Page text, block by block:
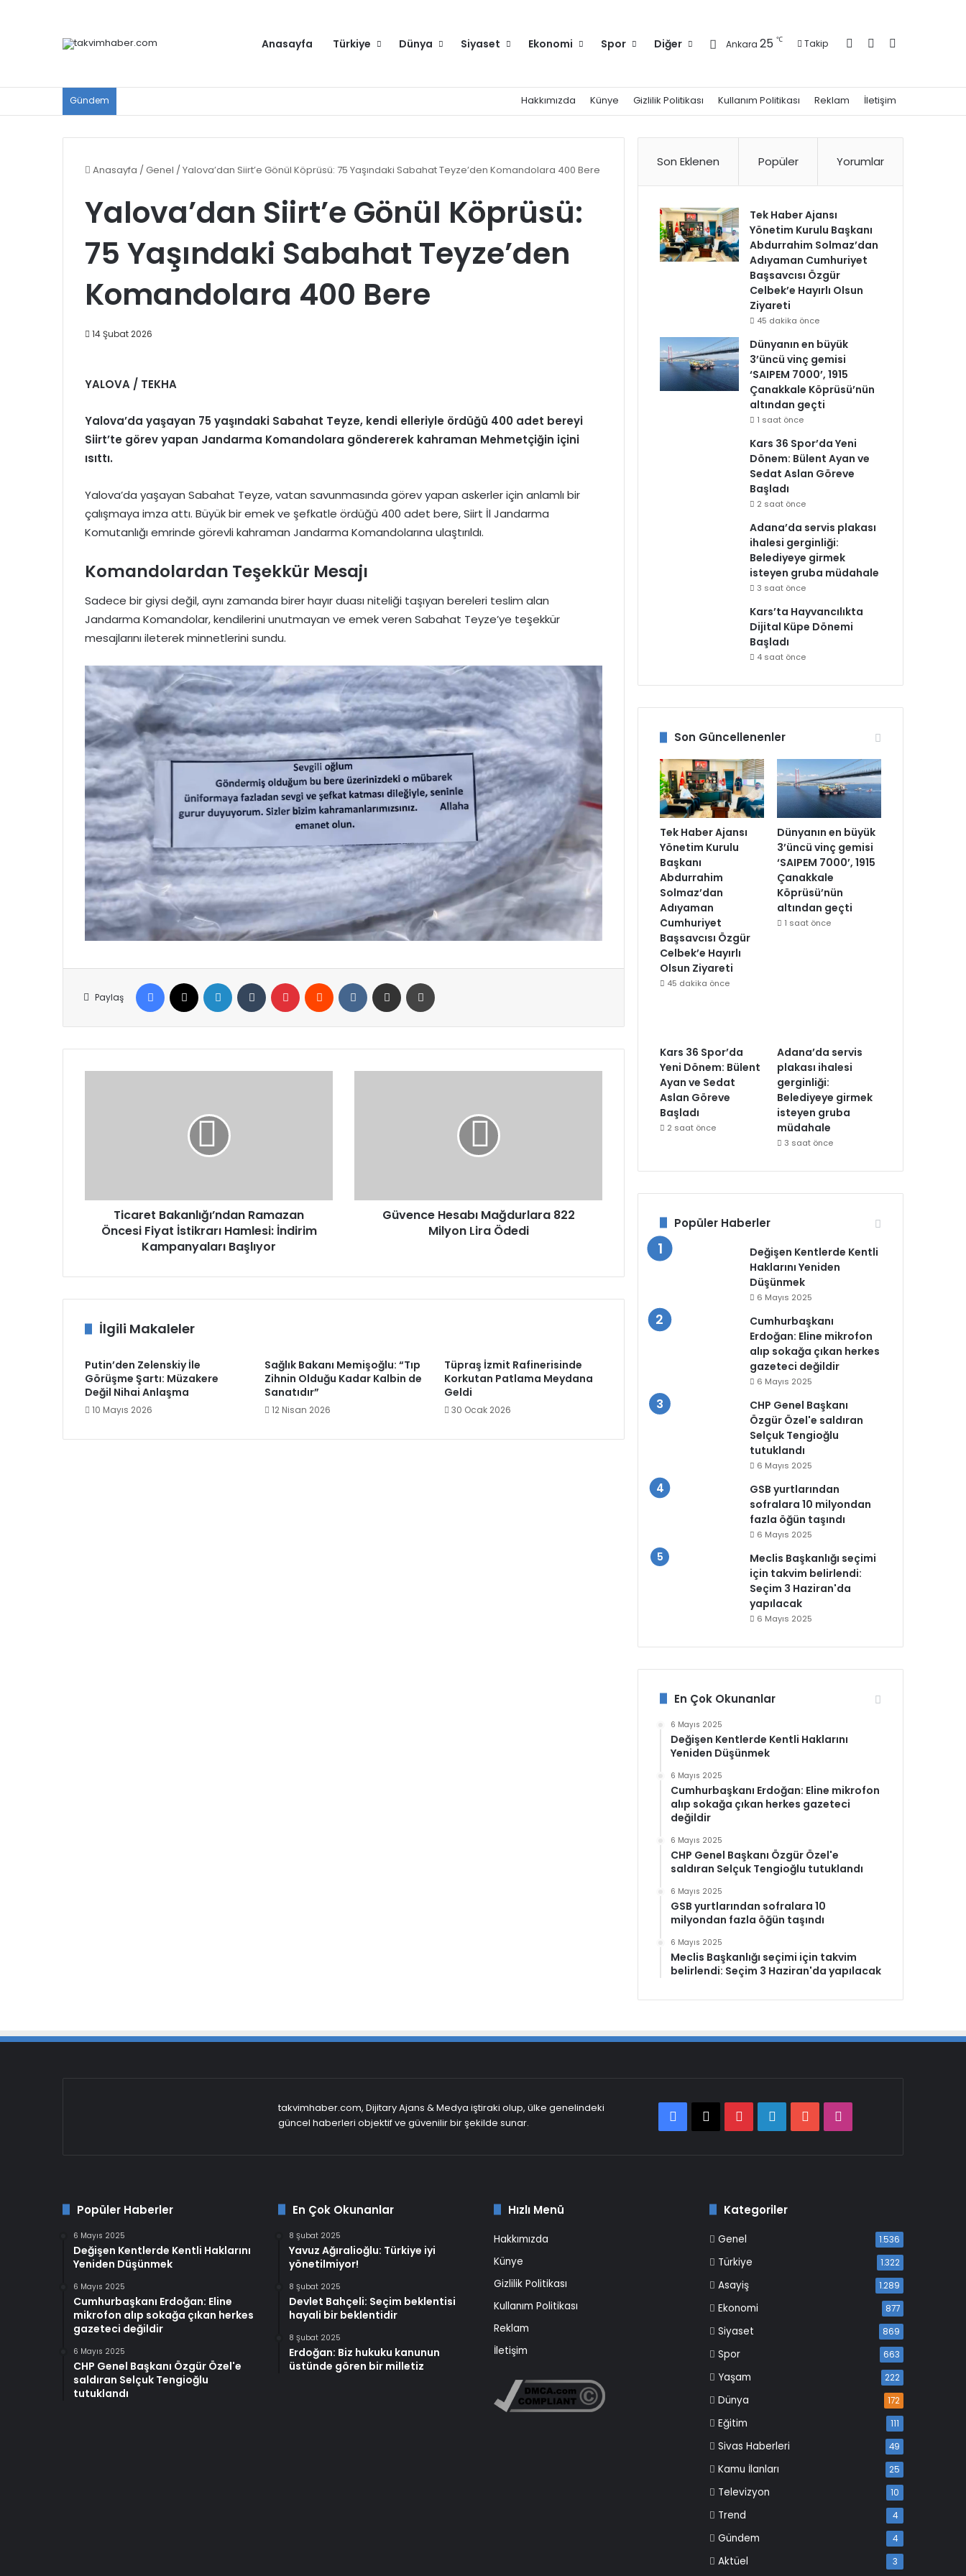
Anasayfa Türkiye Dünya Siyaset Ekonomi Spor Diğer Ankara 25 ℃ Takip Kayıt OlKenar Bölmesi
Gündem Hakkımızda Künye Gizlilik Politikası Kullanım Politikası Reklam İletişim
Anasayfa /Genel /Yalova’dan Siirt’e Gönül Köprüsü: 75 Yaşındaki Sabahat Teyze’den Komandolara 400 Bere
Yalova’dan Siirt’e Gönül Köprüsü:
75 Yaşındaki Sabahat Teyze’den
Komandolara 400 Bere
14 Şubat 2026
YALOVA / TEKHA
Yalova’da yaşayan 75 yaşındaki Sabahat Teyze, kendi elleriyle ördüğü 400 adet bereyi
Siirt’te görev yapan Jandarma Komandolara göndererek kahraman Mehmetçiğin içini
ısıttı.
Yalova’da yaşayan Sabahat Teyze, vatan savunmasında görev yapan askerler için anlamlı bir
çalışmaya imza attı. Büyük bir emek ve şefkatle ördüğü 400 adet bere, Siirt İl Jandarma
Komutanlığı emrinde görevli kahraman Jandarma Komandolarına ulaştırıldı.
Komandolardan Teşekkür Mesajı
Sadece bir giysi değil, aynı zamanda birer hayır duası niteliği taşıyan bereleri teslim alan
Jandarma Komandolar, kendilerini unutmayan ve emek veren Sabahat Teyze’ye teşekkür
mesajlarını ileterek minnetlerini sundu.
Paylaş
Facebook LinkedIn Tumblr Pinterest Reddit VKontakteE-Posta ile paylaş
Kampanyaları
BaşlıyorTicaret Bakanlığı’ndan Ramazan
Öncesi Fiyat İstikrarı Hamlesi: İndirim
Kampanyaları Başlıyor
Güvence Hesabı Mağdurlara 822
Milyon Lira Ödedi
İlgili Makaleler
Putin’den Zelenskiy İle
Görüşme Şartı: Müzakere
Değil Nihai Anlaşma
10 Mayıs 2026
Sağlık Bakanı Memişoğlu: “Tıp
Zihnin Olduğu Kadar Kalbin de
Sanatıdır”
12 Nisan 2026
Tüpraş İzmit Rafinerisinde
Korkutan Patlama Meydana
Geldi
30 Ocak 2026
Son Eklenen Popüler Yorumlar
Tek Haber Ajansı
Yönetim Kurulu Başkanı
Abdurrahim Solmaz’dan
Adıyaman Cumhuriyet
Başsavcısı Özgür
Celbek’e Hayırlı Olsun
Ziyareti
45 dakika önce
Dünyanın en büyük
3’üncü vinç gemisi
‘SAIPEM 7000’, 1915
Çanakkale Köprüsü’nün
altından geçti
1 saat önce
Kars 36 Spor’da Yeni
Dönem: Bülent Ayan ve
Sedat Aslan Göreve
Başladı
2 saat önce
Adana’da servis plakası
ihalesi gerginliği:
Belediyeye girmek
isteyen gruba müdahale
3 saat önce
Kars’ta Hayvancılıkta
Dijital Küpe Dönemi
Başladı
4 saat önce
Son Güncellenenler
Tek Haber Ajansı
Yönetim Kurulu
Başkanı
Abdurrahim
Solmaz’dan
Adıyaman
Cumhuriyet
Başsavcısı Özgür
Celbek’e Hayırlı
Olsun Ziyareti
45 dakika önce
Dünyanın en büyük
3’üncü vinç gemisi
‘SAIPEM 7000’, 1915
Çanakkale
Köprüsü’nün
altından geçti
1 saat önce
Kars 36 Spor’da
Yeni Dönem: Bülent
Ayan ve Sedat
Aslan Göreve
Başladı
2 saat önce
Adana’da servis
plakası ihalesi
gerginliği:
Belediyeye girmek
isteyen gruba
müdahale
3 saat önce
Popüler Haberler
Değişen Kentlerde Kentli
Haklarını Yeniden
Düşünmek
6 Mayıs 2025
Cumhurbaşkanı
Erdoğan: Eline mikrofon
alıp sokağa çıkan herkes
gazeteci değildir
6 Mayıs 2025
CHP Genel Başkanı
Özgür Özel'e saldıran
Selçuk Tengioğlu
tutuklandı
6 Mayıs 2025
GSB yurtlarından
sofralara 10 milyondan
fazla öğün taşındı
6 Mayıs 2025
Meclis Başkanlığı seçimi
için takvim belirlendi:
Seçim 3 Haziran'da
yapılacak
6 Mayıs 2025
En Çok Okunanlar
6 Mayıs 2025
Değişen Kentlerde Kentli Haklarını
Yeniden Düşünmek
6 Mayıs 2025
Cumhurbaşkanı Erdoğan: Eline mikrofon
alıp sokağa çıkan herkes gazeteci
değildir
6 Mayıs 2025
CHP Genel Başkanı Özgür Özel'e
saldıran Selçuk Tengioğlu tutuklandı
6 Mayıs 2025
GSB yurtlarından sofralara 10
milyondan fazla öğün taşındı
6 Mayıs 2025
Meclis Başkanlığı seçimi için takvim
belirlendi: Seçim 3 Haziran'da yapılacak
takvimhaber.com, Dijitary Ajans & Medya iştiraki olup, ülke genelindeki
güncel haberleri objektif ve güvenilir bir şekilde sunar.
Facebook
X PinterestLinkedInYouTube
Popüler Haberler
6 Mayıs 2025
Değişen Kentlerde Kentli Haklarını
Yeniden Düşünmek
6 Mayıs 2025
Cumhurbaşkanı Erdoğan: Eline
mikrofon alıp sokağa çıkan herkes
gazeteci değildir
6 Mayıs 2025
CHP Genel Başkanı Özgür Özel'e
saldıran Selçuk Tengioğlu
tutuklandı
En Çok Okunanlar
8 Şubat 2025
Yavuz Ağıralioğlu: Türkiye iyi
yönetilmiyor!
8 Şubat 2025
Devlet Bahçeli: Seçim beklentisi
hayali bir beklentidir
8 Şubat 2025
Erdoğan: Biz hukuku kanunun
üstünde gören bir milletiz
Hızlı Menü
Hakkımızda
Künye
Gizlilik Politikası
Kullanım Politikası
Reklam
İletişim
Kategoriler
Genel 1.536
Türkiye 1.322
Asayiş 1.289
Ekonomi 877
Siyaset 869
Spor 663
Yaşam 222
Dünya 172
Eğitim 111
Sivas Haberleri 49
Kamu İlanları 25
Televizyon 10
Trend 4
Gündem 4
Aktüel 3